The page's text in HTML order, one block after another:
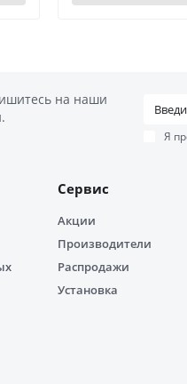
на наши
Я
Сервис
Акции
Производители
Распродажи
Установка